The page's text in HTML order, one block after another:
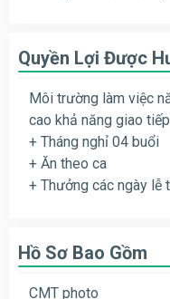
Quyền Lợi Được
Môi trường làm việc
cao khả năng giao
+ Tháng nghỉ 04 buổi
+ Ăn theo ca
+ Thưởng các ngày lễ
Hồ Sơ Bao Gồm
CMT photo